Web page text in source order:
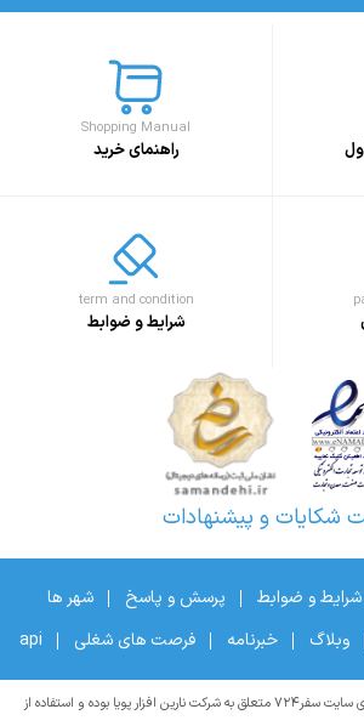
Shopping Manual
راهنمای خرید
term and condition
شرایط و ضوابط
شکایات و پیشنهادات
شرایط و ضوابط پرسش و پاسخ
شهر ها
وبلاگ خبرنامه فرصت های شغلی api
© تمامی حقوق مادی و معنوی سایت سفر۷۲۴ متعلق به شرکت نارین افزار پویا بوده و استفاده از